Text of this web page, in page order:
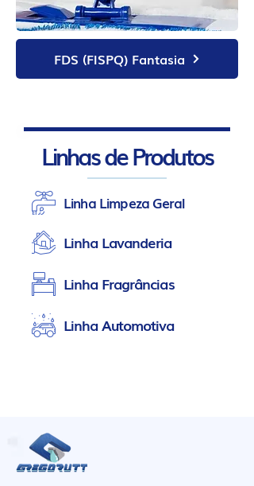
FDS (FISPQ) Fantasia
Linhas de Produtos
Linha Limpeza Geral
Linha Lavanderia
Linha Fragrâncias
Linha Automotiva